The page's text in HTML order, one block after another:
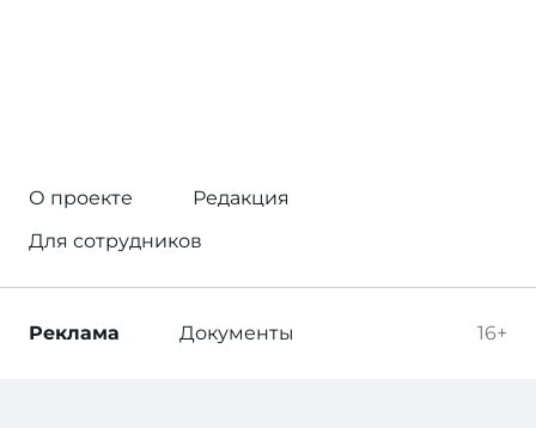
О проекте
Редакция
Для сотрудников
16+
Реклама Документы